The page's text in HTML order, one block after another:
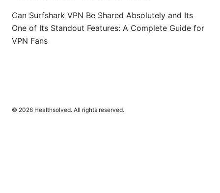
Can Surfshark VPN Be Shared Absolutely and Its
One of Its Standout Features: A Complete Guide for
VPN Fans
© 2026 Healthsolved. All rights reserved.